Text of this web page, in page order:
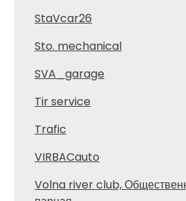
StaVcar26
Sto. mechanical
SVA_garage
Tir service
Trafic
VIRBACauto
Volna river club,